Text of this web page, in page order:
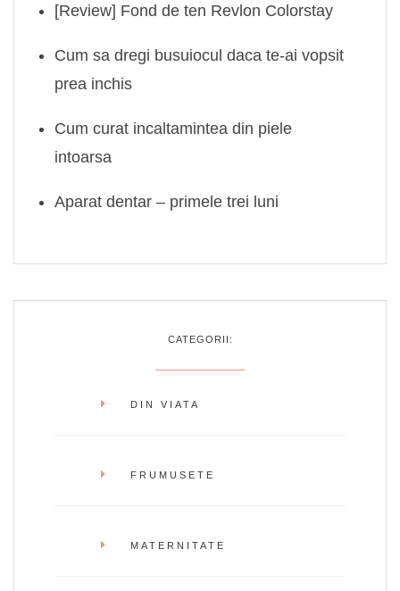
[Review] Fond de ten Revlon Colorstay
Cum sa dregi busuiocul daca te-ai vopsit
prea inchis
Cum curat incaltamintea din piele
intoarsa
Aparat dentar – primele trei luni
CATEGORII:
DIN VIATA
FRUMUSETE
MATERNITATE